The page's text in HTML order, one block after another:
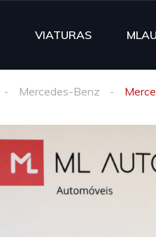
VIATURAS
Mercedes-Benz